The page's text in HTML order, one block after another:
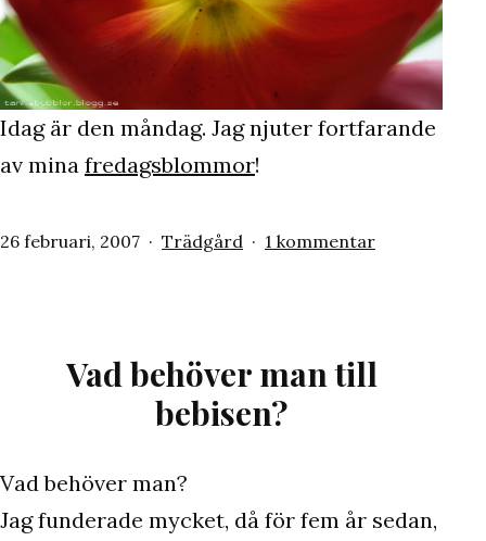
Idag är den måndag. Jag njuter fortfarande
av mina fredagsblommor!
Publicerat
26 februari, 2007
Kategoriserat
Trädgård 1 kommentartill
Vad behöver man till
bebisen?
Vad behöver man?
Jag funderade mycket, då för fem år sedan,